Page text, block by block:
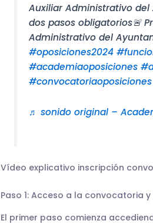
Auxiliar Administrativo
dos pasos obligatorios🚨
Administrativo del
#oposiciones2024
#academiaoposiciones
#convocatoriaoposiciones
♬ sonido original –
Vídeo explicativo inscripción
Paso 1: Acceso a la convocatoria
El primer paso comienza